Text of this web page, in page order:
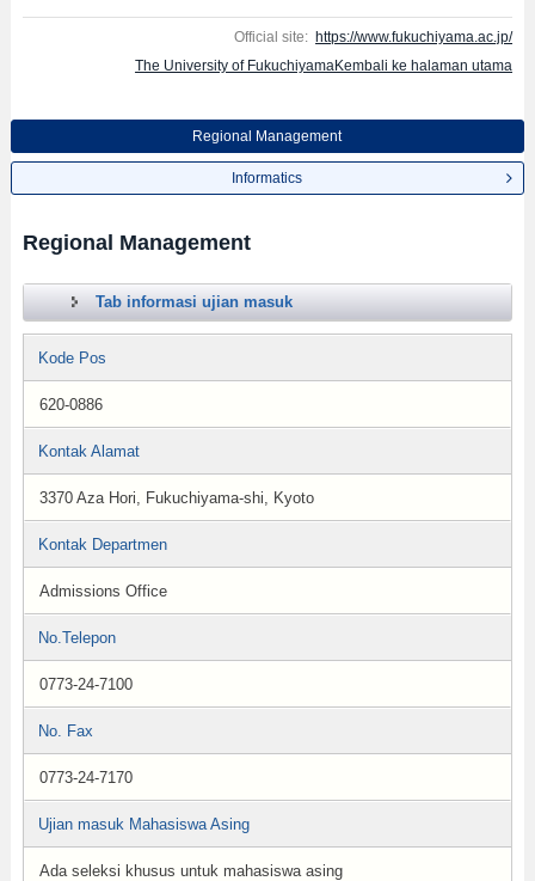
Official site: https://www.fukuchiyama.ac.jp/
The University of FukuchiyamaKembali ke halaman utama
Regional Management
Informatics
Regional Management
Tab informasi ujian masuk
Kode Pos
620-0886
Kontak Alamat
3370 Aza Hori, Fukuchiyama-shi, Kyoto
Kontak Departmen
Admissions Office
No.Telepon
0773-24-7100
No. Fax
0773-24-7170
Ujian masuk Mahasiswa Asing
Ada seleksi khusus untuk mahasiswa asing